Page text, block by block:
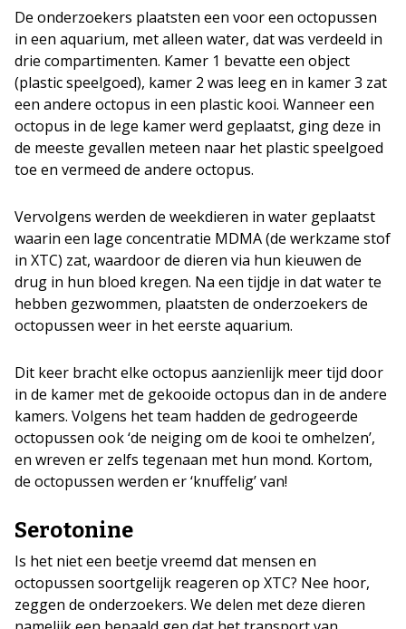
De onderzoekers plaatsten een voor een octopussen
in een aquarium, met alleen water, dat was verdeeld in
drie compartimenten. Kamer 1 bevatte een object
(plastic speelgoed), kamer 2 was leeg en in kamer 3 zat
een andere octopus in een plastic kooi. Wanneer een
octopus in de lege kamer werd geplaatst, ging deze in
de meeste gevallen meteen naar het plastic speelgoed
toe en vermeed de andere octopus.
Vervolgens werden de weekdieren in water geplaatst
waarin een lage concentratie MDMA (de werkzame stof
in XTC) zat, waardoor de dieren via hun kieuwen de
drug in hun bloed kregen. Na een tijdje in dat water te
hebben gezwommen, plaatsten de onderzoekers de
octopussen weer in het eerste aquarium.
Dit keer bracht elke octopus aanzienlijk meer tijd door
in de kamer met de gekooide octopus dan in de andere
kamers. Volgens het team hadden de gedrogeerde
octopussen ook ‘de neiging om de kooi te omhelzen’,
en wreven er zelfs tegenaan met hun mond. Kortom,
de octopussen werden er ‘knuffelig’ van!
Serotonine
Is het niet een beetje vreemd dat mensen en
octopussen soortgelijk reageren op XTC? Nee hoor,
zeggen de onderzoekers. We delen met deze dieren